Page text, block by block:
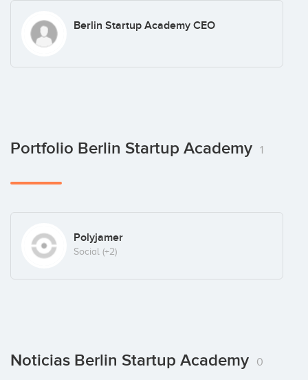
Berlin Startup Academy CEO
Portfolio Berlin Startup Academy 1
Polyjamer
Social (+2)
Noticias Berlin Startup Academy 0